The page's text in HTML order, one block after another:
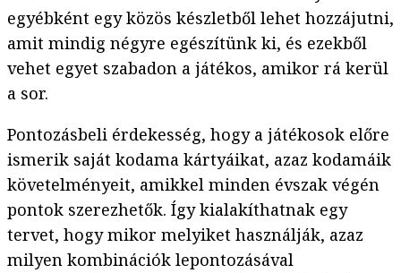
egyébként egy közös készletből lehet hozzájutni,
amit mindig négyre egészítünk ki, és ezekből
vehet egyet szabadon a játékos, amikor rá kerül
a sor.
Pontozásbeli érdekesség, hogy a játékosok előre
ismerik saját kodama kártyáikat, azaz kodamáik
követelményeit, amikkel minden évszak végén
pontok szerezhetők. Így kialakíthatnak egy
tervet, hogy mikor melyiket használják, azaz
milyen kombinációk lepontozásával